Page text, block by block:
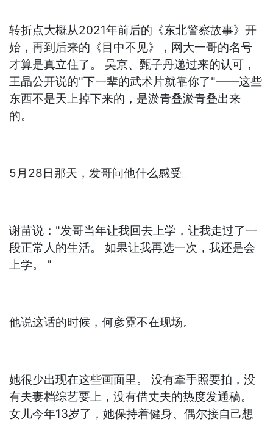
转折点大概从2021年前后的《东北警察故事》开
始，再到后来的《目中不见》，网大一哥的名号
才算是真立住了。 吴京、甄子丹递过来的认可，
王晶公开说的"下一辈的武术片就靠你了"——这些
东西不是天上掉下来的，是淤青叠淤青叠出来
的。
5月28日那天，发哥问他什么感受。
谢苗说："发哥当年让我回去上学，让我走过了一
段正常人的生活。 如果让我再选一次，我还是会
上学。 "
他说这话的时候，何彦霓不在现场。
她很少出现在这些画面里。 没有牵手照要拍，没
有夫妻档综艺要上，没有借丈夫的热度发通稿。
女儿今年13岁了，她保持着健身、偶尔接自己想